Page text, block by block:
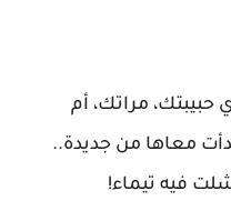
حبيبتك، مراتك، أم
معاها من جديدة..
فيه تيماء!